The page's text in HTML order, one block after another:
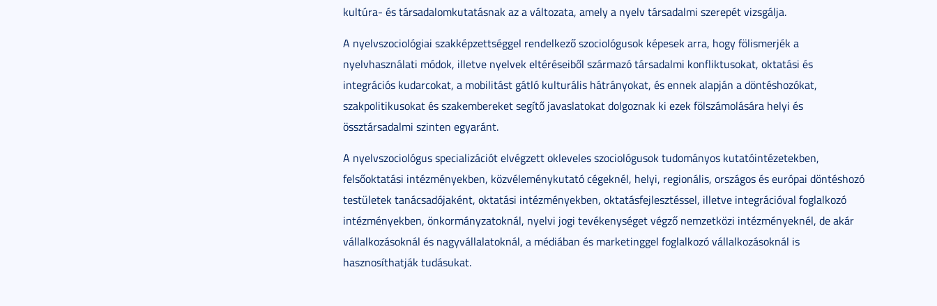
kultúra- és társadalomkutatásnak az a változata, amely a nyelv társadalmi szerepét vizsgálja.
A nyelvszociológiai szakképzettséggel rendelkező szociológusok képesek arra, hogy fölismerjék a
nyelvhasználati módok, illetve nyelvek eltéréseiből származó társadalmi konfliktusokat, oktatási és
integrációs kudarcokat, a mobilitást gátló kulturális hátrányokat, és ennek alapján a döntéshozókat,
szakpolitikusokat és szakembereket segítő javaslatokat dolgoznak ki ezek fölszámolására helyi és
össztársadalmi szinten egyaránt.
A nyelvszociológus specializációt elvégzett okleveles szociológusok tudományos kutatóintézetekben,
felsőoktatási intézményekben, közvéleménykutató cégeknél, helyi, regionális, országos és európai döntéshozó
testületek tanácsadójaként, oktatási intézményekben, oktatásfejlesztéssel, illetve integrációval foglalkozó
intézményekben, önkormányzatoknál, nyelvi jogi tevékenységet végző nemzetközi intézményeknél, de akár
vállalkozásoknál és nagyvállalatoknál, a médiában és marketinggel foglalkozó vállalkozásoknál is
hasznosíthatják tudásukat.